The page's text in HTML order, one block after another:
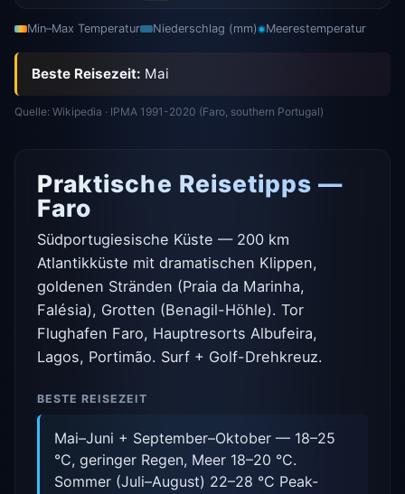
Min–Max Temperatur Niederschlag (mm) Meerestemperatur
Beste Reisezeit: Mai
Quelle: Wikipedia · IPMA 1991-2020 (Faro, southern Portugal)
Praktische Reisetipps —
Faro
Südportugiesische Küste — 200 km
Atlantikküste mit dramatischen Klippen,
goldenen Stränden (Praia da Marinha,
Falésia), Grotten (Benagil-Höhle). Tor
Flughafen Faro, Hauptresorts Albufeira,
Lagos, Portimão. Surf + Golf-Drehkreuz.
BESTE REISEZEIT
Mai–Juni + September–Oktober — 18–25
°C, geringer Regen, Meer 18–20 °C.
Sommer (Juli–August) 22–28 °C Peak-